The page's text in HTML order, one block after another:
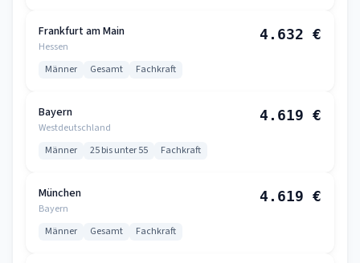
Frankfurt am Main
Hessen
4.632 €
Männer Gesamt Fachkraft
Bayern
Westdeutschland
4.619 €
Männer 25 bis unter 55 Fachkraft
München
Bayern
4.619 €
Männer Gesamt Fachkraft